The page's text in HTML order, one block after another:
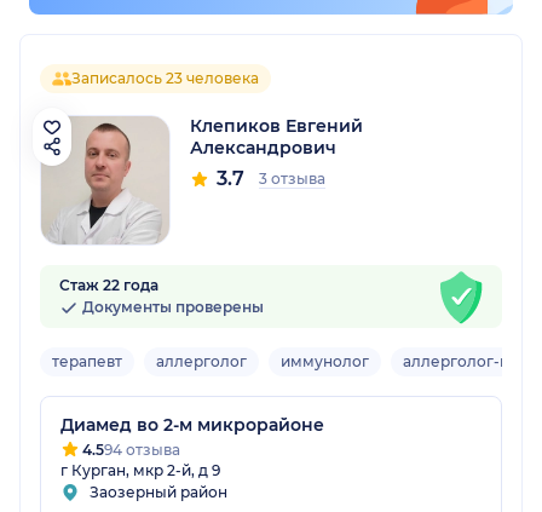
Записалось 23 человека
Клепиков Евгений
Александрович
3.7 3 отзыва
Стаж 22 года
Документы проверены
терапевт аллерголог иммунолог аллерголог-
Диамед во 2-м микрорайоне
4.594 отзыва
г Курган, мкр 2-й, д 9
Заозерный район